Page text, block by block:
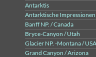
Antarktis
Antarktische Impressionen
Banff NP. / Canada
Bryce-Canyon / Utah
Glacier NP. -Montana / USA
Grand Canyon / Arizona